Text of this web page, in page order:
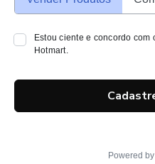
Estou ciente e concordo com
Hotmart.
Powered by